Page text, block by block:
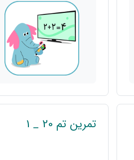
تمرین تم 20 _ 1